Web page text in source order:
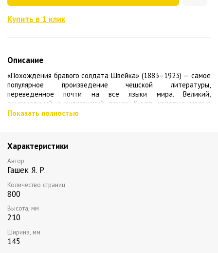
Купить в 1 клик
Описание
«Похождения бравого солдата Швейка» (1883–1923) — самое
популярное произведение чешской литературы,
переведенное почти на все языки мира. Великий,
оригинальный и хулиганский роман. Книга, которую можно
воспринять и как «солдатскую байку», и как классическое
объективных исторических свидетельств в сатирической
литературе. В настоящее издание включено полное собрание
иллюстраций блестящего художника Йозефа Лады,
главный герой романа просто немыслим.
Показать полностью
Характеристики
Автор
Гашек Я. Р.
Количество страниц
800
Высота, мм
210
Ширина, мм
145